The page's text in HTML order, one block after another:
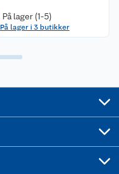
På lager (1-5)
På lager i 3 butikker